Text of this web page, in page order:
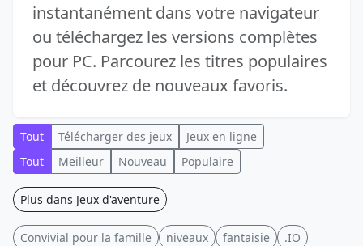
instantanément dans votre navigateur
ou téléchargez les versions complètes
pour PC. Parcourez les titres populaires
et découvrez de nouveaux favoris.
Tout Télécharger des jeux
Jeux en ligne
Tout
Meilleur Nouveau Populaire
Plus dans Jeux d'aventure
Convivial pour la famille niveaux fantaisie
.IO